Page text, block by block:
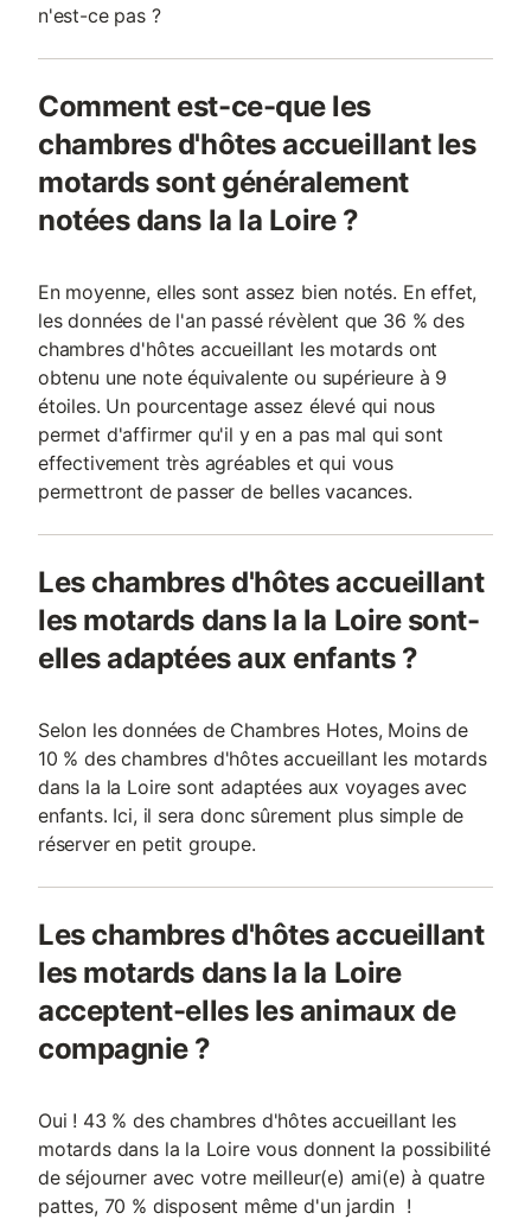
n'est-ce pas ?
Comment est-ce-que les
chambres d'hôtes accueillant les
motards sont généralement
notées dans la la Loire ?
En moyenne, elles sont assez bien notés. En effet,
les données de l'an passé révèlent que 36 % des
chambres d'hôtes accueillant les motards ont
obtenu une note équivalente ou supérieure à 9
étoiles. Un pourcentage assez élevé qui nous
permet d'affirmer qu'il y en a pas mal qui sont
effectivement très agréables et qui vous
permettront de passer de belles vacances.
Les chambres d'hôtes accueillant
les motards dans la la Loire sont-
elles adaptées aux enfants ?
Selon les données de Chambres Hotes, Moins de
10 % des chambres d'hôtes accueillant les motards
dans la la Loire sont adaptées aux voyages avec
enfants. Ici, il sera donc sûrement plus simple de
réserver en petit groupe.
Les chambres d'hôtes accueillant
les motards dans la la Loire
acceptent-elles les animaux de
compagnie ?
Oui ! 43 % des chambres d'hôtes accueillant les
motards dans la la Loire vous donnent la possibilité
de séjourner avec votre meilleur(e) ami(e) à quatre
pattes, 70 % disposent même d'un jardin !